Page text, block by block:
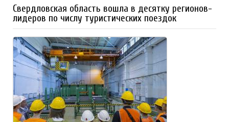
Свердловская область вошла в десятку регионов-
лидеров по числу туристических поездок